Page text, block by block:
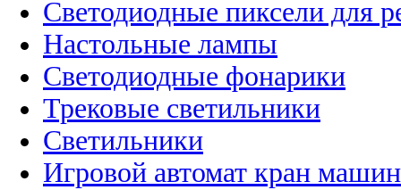
Светодиодные пиксели для
Настольные лампы
Светодиодные фонарики
Трековые светильники
Светильники
Игровой автомат кран